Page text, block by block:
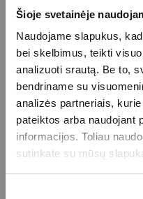
Šioje svetainėje
Naudojame slapukus,
bei skelbimus, teikti
analizuoti srautą. Be to,
bendriname su
analizės partneriais,
pateiktos arba naudojant
informacijos. Toliau
sutinkate su mūsų
CRB nustatomas
imamas iš venos.
Ar reikia specialaus
Prieš tyrimą
intensyvaus fizinio
nevalgius.